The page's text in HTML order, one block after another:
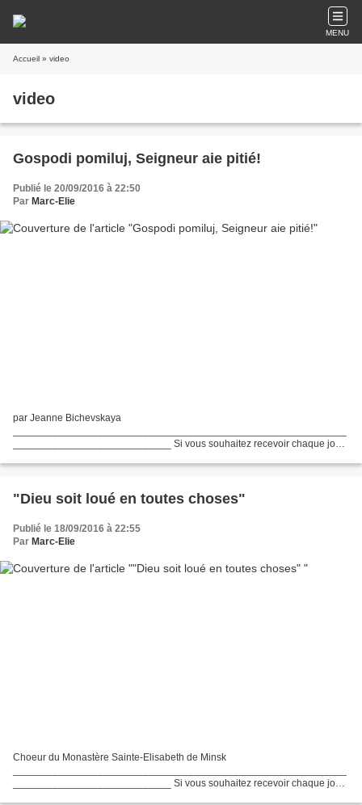
MENU
Accueil » video
video
Gospodi pomiluj, Seigneur aie pitié!
Publié le 20/09/2016 à 22:50
Par Marc-Elie
par Jeanne Bichevskaya
____________________________ Si vous souhaitez recevoir chaque jour
S'abonner à SERAPHIM
"Dieu soit loué en toutes choses"
Publié le 18/09/2016 à 22:55
Par Marc-Elie
Choeur du Monastère Sainte-Elisabeth de Minsk
____________________________ Si vous souhaitez recevoir chaque jour